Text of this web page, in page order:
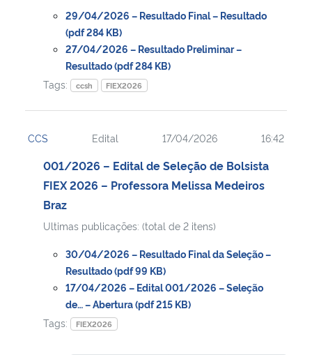
29/04/2026 – Resultado Final – Resultado
(pdf 284 KB)
27/04/2026 – Resultado Preliminar –
Resultado (pdf 284 KB)
Tags:
ccsh FIEX2026
CCS Edital 17/04/2026 16:42
001/2026 – Edital de Seleção de Bolsista
FIEX 2026 – Professora Melissa Medeiros
Braz
Ultimas publicações: (total de 2 itens)
30/04/2026 – Resultado Final da Seleção –
Resultado (pdf 99 KB)
17/04/2026 – Edital 001/2026 – Seleção
de… – Abertura (pdf 215 KB)
Tags:
FIEX2026